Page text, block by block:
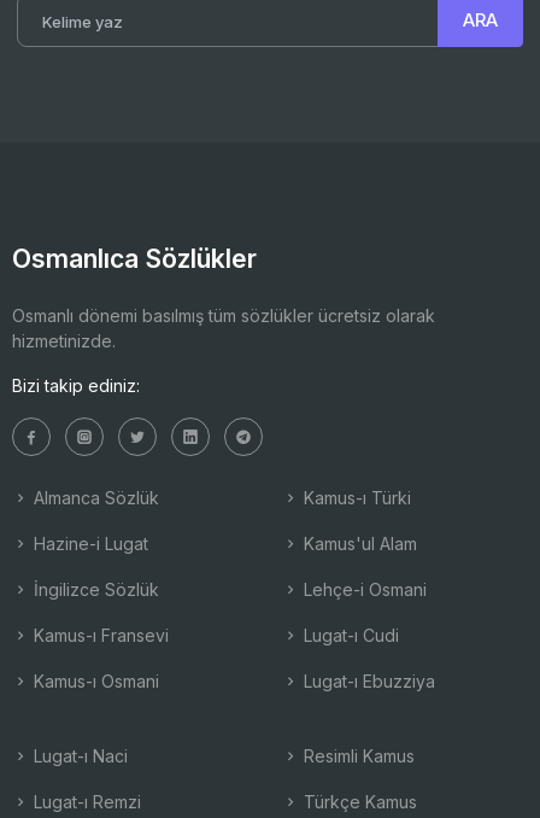
Osmanlıca Sözlükler
Osmanlı dönemi basılmış tüm sözlükler ücretsiz olarak
hizmetinizde.
Bizi takip ediniz:
Almanca Sözlük
Hazine-i Lugat
İngilizce Sözlük
Kamus-ı Fransevi
Kamus-ı Osmani
Kamus-ı Türki
Kamus'ul Alam
Lehçe-i Osmani
Lugat-ı Cudi
Lugat-ı Ebuzziya
Lugat-ı Naci
Lugat-ı Remzi
Resimli Kamus
Türkçe Kamus